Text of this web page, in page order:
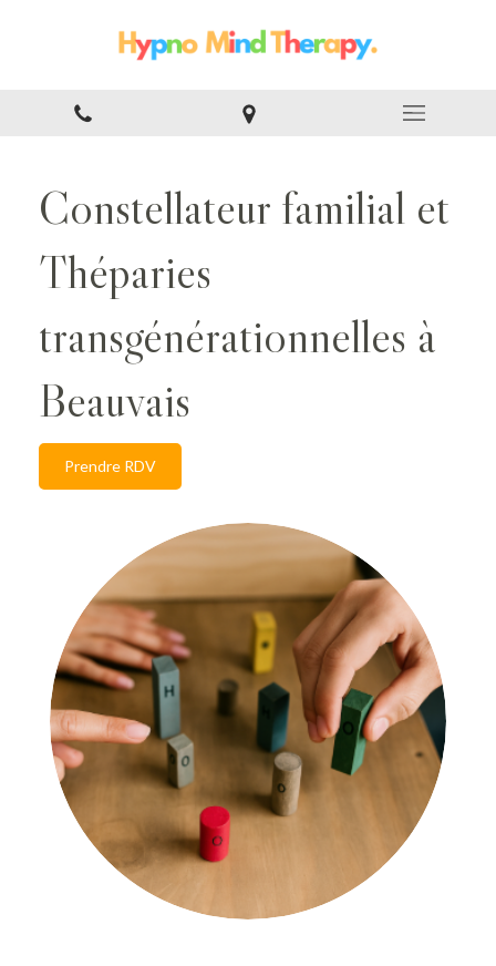
Constellateur familial et
Théparies
transgénérationnelles à
Beauvais
Prendre RDV